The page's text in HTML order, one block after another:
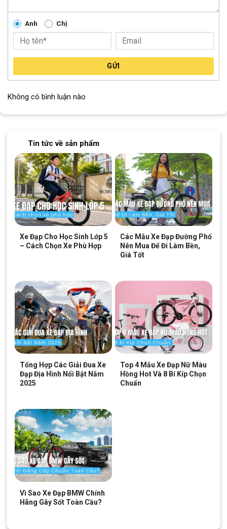
Anh Chị
GỬI
Không có bình luận nào
Tin tức về sản phẩm
Xe Đạp Cho Học Sinh Lớp 5
– Cách Chọn Xe Phù Hợp
Các Mẫu Xe Đạp Đường Phố
Nên Mua Để Đi Làm Bền,
Giá Tốt
Tổng Hợp Các Giải Đua Xe
Đạp Địa Hình Nổi Bật Năm
2025
Top 4 Mẫu Xe Đạp Nữ Màu
Hồng Hot Và 8 Bí Kíp Chọn
Chuẩn
Vì Sao Xe Đạp BMW Chính
Hãng Gây Sốt Toàn Cầu?